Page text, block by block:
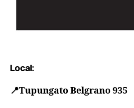
Local:
📍Tupungato Belgrano 935